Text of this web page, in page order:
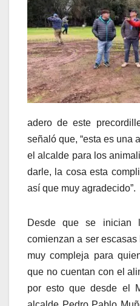
adero de este
señaló que, “esta es una
el alcalde para los
darle, la cosa esta
así que muy agradecido”.
Desde que se inician
comienzan a ser
muy compleja para
que no cuentan con el
por esto que desde el